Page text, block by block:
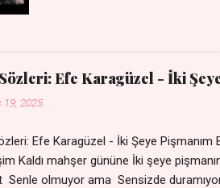
olurum Can canım cananım
sevdiğin almış Sen de bana
durdururum Ben sana yoldaş
bulurum Yaslanırsan dağ
Efe Karagüzel - İki
19, 2025
Efe Karagüzel - İki Şeye
Kaldı mahşer gününe İki şeye
Senle olmuyor ama Sensizde